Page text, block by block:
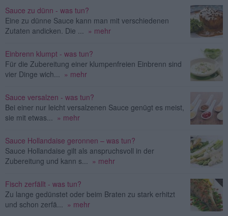
Sauce zu dünn - was tun?
Eine zu dünne Sauce kann man mit verschiedenen
Zutaten andicken. Die ... » mehr
Einbrenn klumpt - was tun?
Für die Zubereitung einer klumpenfreien Einbrenn sind
vier Dinge wich... » mehr
Sauce versalzen - was tun?
Bei einer nur leicht versalzenen Sauce genügt es meist,
sie mit etwas... » mehr
Sauce Hollandaise geronnen – was tun?
Sauce Hollandaise gilt als anspruchsvoll in der
Zubereitung und kann s... » mehr
Fisch zerfällt - was tun?
Zu lange gedünstet oder beim Braten zu stark erhitzt
und schon zerfä... » mehr